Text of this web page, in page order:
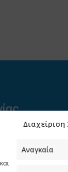
και
Αναγκαία